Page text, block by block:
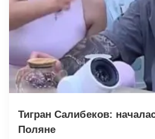
Тигран Салибеков:
Поляне